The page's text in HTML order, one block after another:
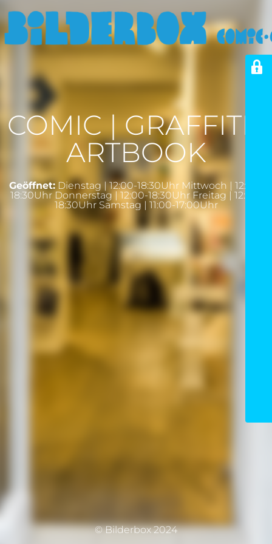
COMIC | GRAFFITI |
ARTBOOK
Geöffnet: Dienstag | 12:00-18:30Uhr Mittwoch | 12:00-
18:30Uhr Donnerstag | 12:00-18:30Uhr Freitag | 12:00-
18:30Uhr Samstag | 11:00-17:00Uhr
© Bilderbox 2024